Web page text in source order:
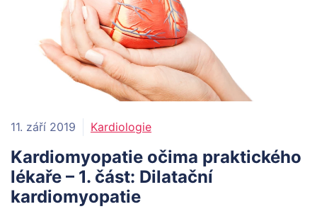
11. září 2019 Kardiologie
Kardiomyopatie očima praktického
lékaře – 1. část: Dilatační
kardiomyopatie